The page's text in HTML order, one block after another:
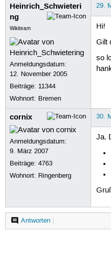
Heinrich_Schwieteri
ng
Wikiteam
Anmeldungsdatum:
12. November 2005
Beiträge: 11344
Wohnort: Bremen
29.
Hi!
Gilt
so
cornix
Anmeldungsdatum:
9. März 2007
Beiträge:4763
Wohnort: Ringenberg
30.
Ja.
Antworten|